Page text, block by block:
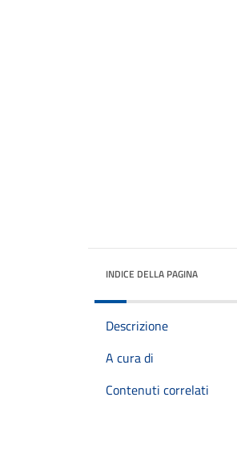
INDICE DELLA PAGINA
Descrizione
A cura di
Contenuti correlati